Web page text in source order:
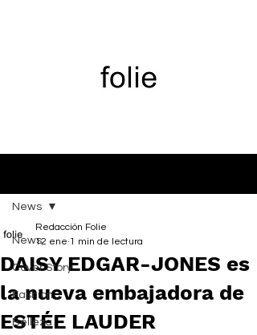
News
Cover Story
Fashion
Belleza
News
DAISY EDGAR-JONES es
la nueva embajadora de
ESTÉE LAUDER
Redacción Folie
12 ene 1 min de lectura